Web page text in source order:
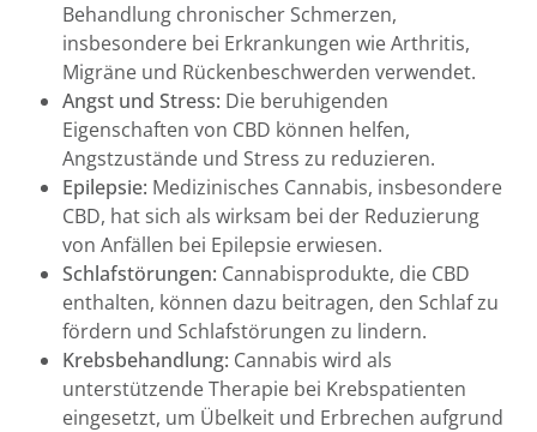
Behandlung chronischer Schmerzen,
insbesondere bei Erkrankungen wie Arthritis,
Migräne und Rückenbeschwerden verwendet.
Angst und Stress: Die beruhigenden
Eigenschaften von CBD können helfen,
Angstzustände und Stress zu reduzieren.
Epilepsie: Medizinisches Cannabis, insbesondere
CBD, hat sich als wirksam bei der Reduzierung
von Anfällen bei Epilepsie erwiesen.
Schlafstörungen: Cannabisprodukte, die CBD
enthalten, können dazu beitragen, den Schlaf zu
fördern und Schlafstörungen zu lindern.
Krebsbehandlung: Cannabis wird als
unterstützende Therapie bei Krebspatienten
eingesetzt, um Übelkeit und Erbrechen aufgrund